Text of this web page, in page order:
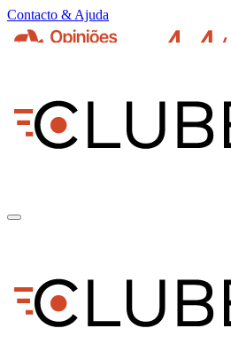
Contacto & Ajuda